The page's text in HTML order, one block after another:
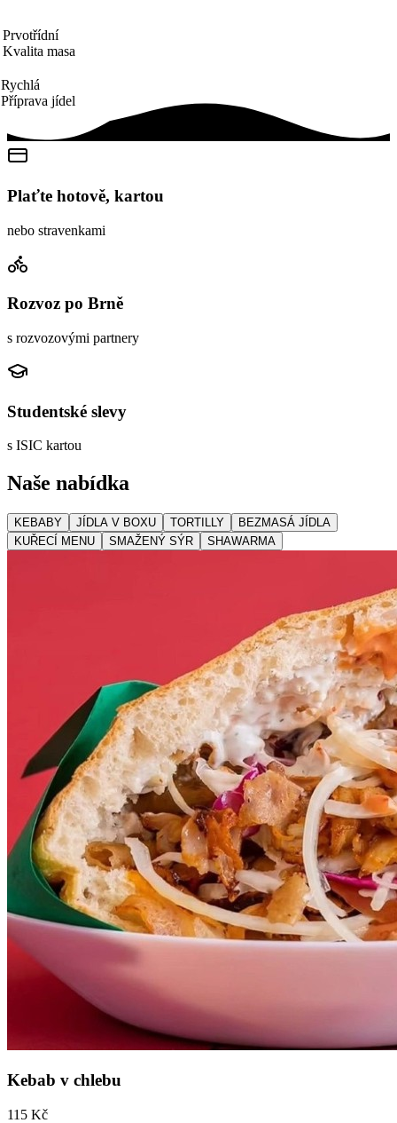
Prvotřídní
Kvalita masa
Rychlá
Příprava jídel
Plaťte hotově, kartou
nebo stravenkami
Rozvoz po Brně
s rozvozovými partnery
Studentské slevy
s ISIC kartou
Naše nabídka
KEBABY JÍDLA V BOXU TORTILLY
BEZMASÁ JÍDLA
KUŘECÍ MENU
SMAŽENÝ SÝR SHAWARMA
Kebab v chlebu
115 Kč